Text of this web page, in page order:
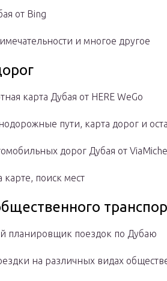
от Bing
и многое другое
карта Дубая от HERE WeGo
пути, карта дорог и
дорог Дубая от
поиск мест
планировщик поездок по Дубаю
на различных видах